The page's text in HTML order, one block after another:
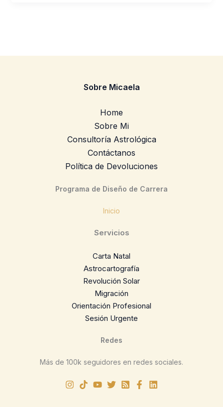
Sobre Micaela
Home
Sobre Mi
Consultoría Astrológica
Contáctanos
Política de Devoluciones
Programa de Diseño de Carrera
Inicio
Servicios
Carta Natal
Astrocartografía
Revolución Solar
Migración
Orientación Profesional
Sesión Urgente
Redes
Más de 100k seguidores en redes sociales.